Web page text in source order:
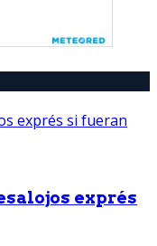
exprés